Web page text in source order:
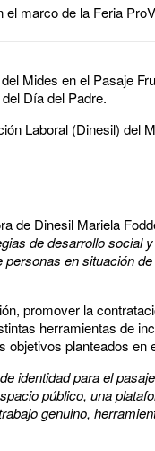
marco de la Feria
Mides en el Pasaje
Día del Padre.
Laboral (Dinesil) del
de Dinesil Mariela
de desarrollo social
en situación
promover la
herramientas de
objetivos planteados en
identidad para el
público, una
genuino,